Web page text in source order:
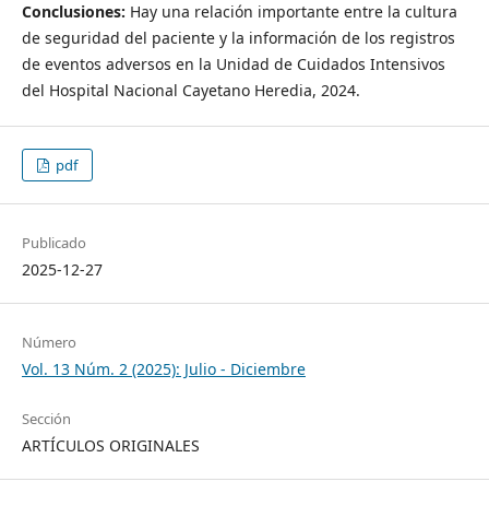
Conclusiones: Hay una relación importante entre la cultura
de seguridad del paciente y la información de los registros
de eventos adversos en la Unidad de Cuidados Intensivos
del Hospital Nacional Cayetano Heredia, 2024.
pdf
Publicado
2025-12-27
Número
Vol. 13 Núm. 2 (2025): Julio - Diciembre
Sección
ARTÍCULOS ORIGINALES